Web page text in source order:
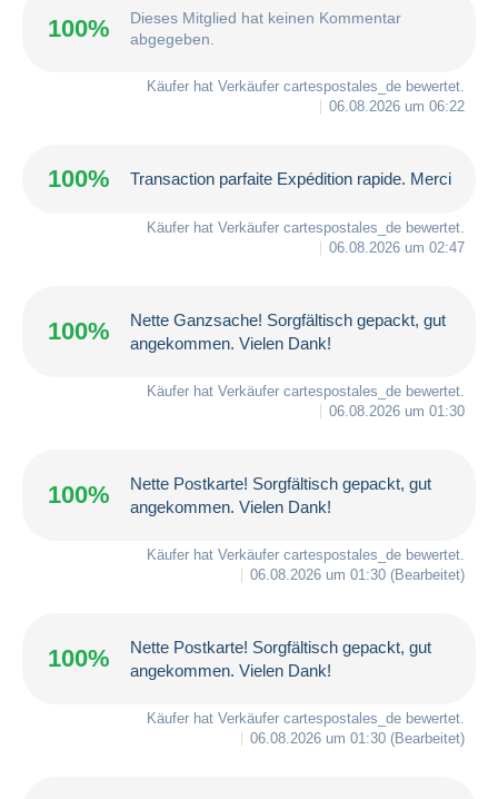
100%
Dieses Mitglied hat keinen Kommentar
abgegeben.
Käufer hat Verkäufer cartespostales_de bewertet.
06.08.2026 um 06:22
100% Transaction parfaite Expédition rapide. Merci
Käufer hat Verkäufer cartespostales_de bewertet.
06.08.2026 um 02:47
100%
Nette Ganzsache! Sorgfältisch gepackt, gut
angekommen. Vielen Dank!
Käufer hat Verkäufer cartespostales_de bewertet.
06.08.2026 um 01:30
100%
Nette Postkarte! Sorgfältisch gepackt, gut
angekommen. Vielen Dank!
Käufer hat Verkäufer cartespostales_de bewertet.
06.08.2026 um 01:30 (Bearbeitet)
100%
Nette Postkarte! Sorgfältisch gepackt, gut
angekommen. Vielen Dank!
Käufer hat Verkäufer cartespostales_de bewertet.
06.08.2026 um 01:30 (Bearbeitet)